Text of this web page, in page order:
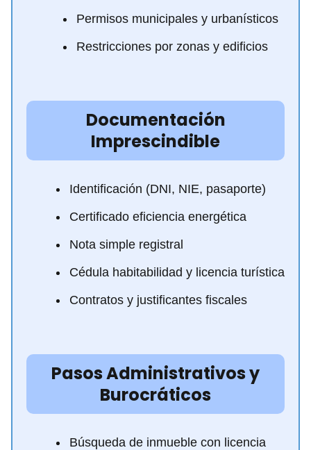
Permisos municipales y urbanísticos
Restricciones por zonas y edificios
Documentación
Imprescindible
Identificación (DNI, NIE, pasaporte)
Certificado eficiencia energética
Nota simple registral
Cédula habitabilidad y licencia turística
Contratos y justificantes fiscales
Pasos Administrativos y
Burocráticos
Búsqueda de inmueble con licencia